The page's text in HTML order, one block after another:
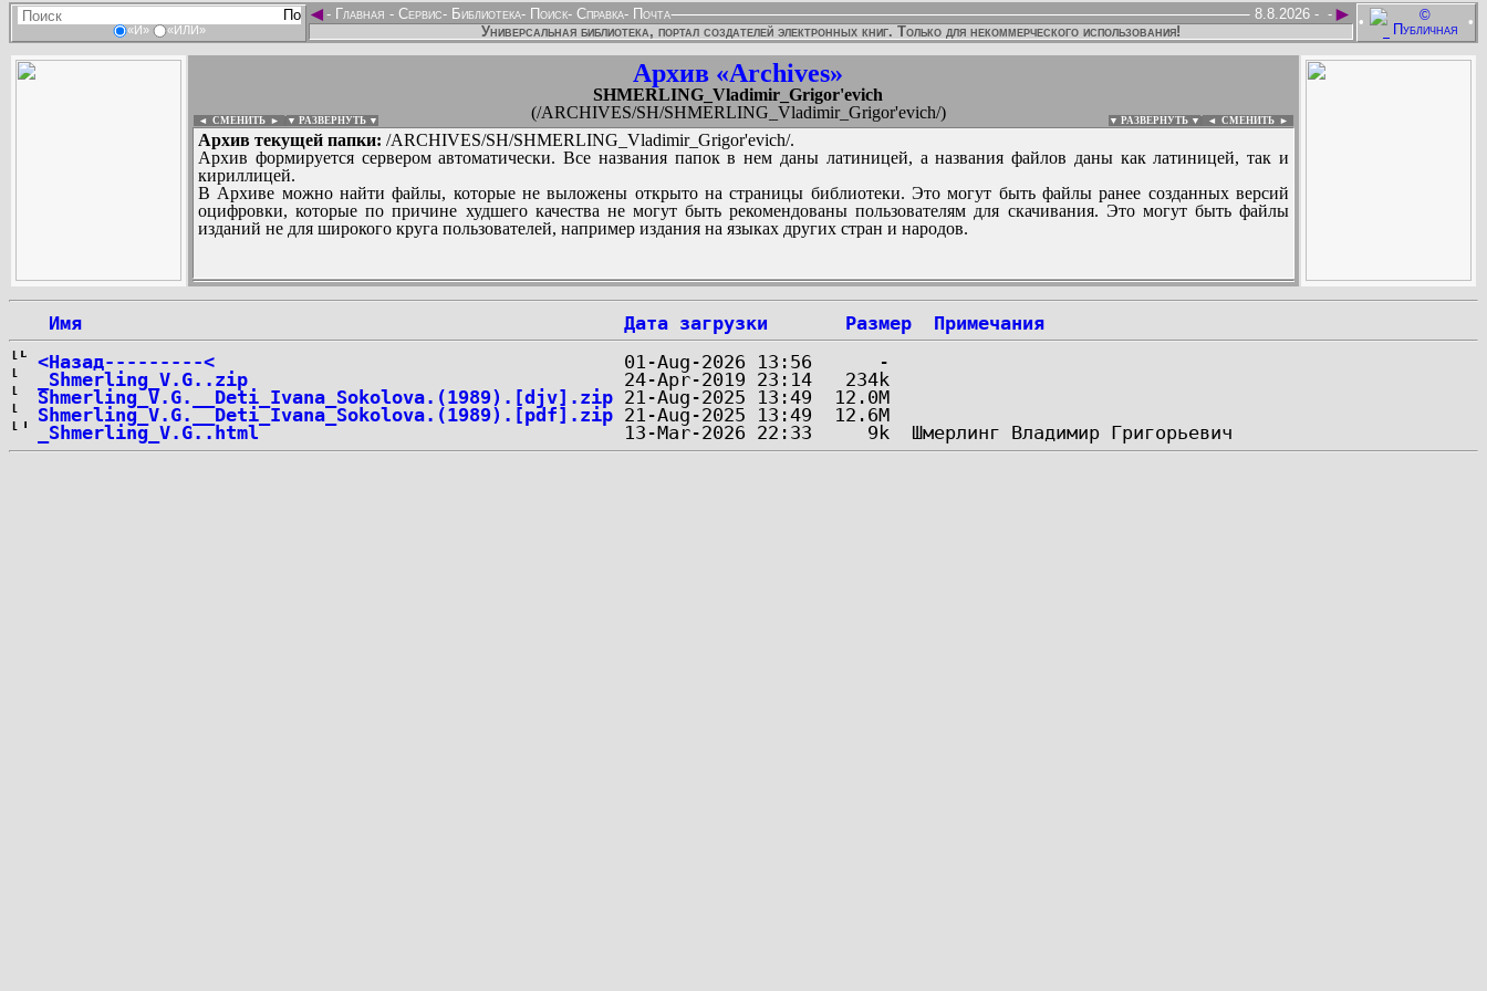
«И» «ИЛИ»
• •
◄ ►
- Главная - Сервис- Библиотека- Поиск- Справка- Почта -
8.8.2026 -
Универсальная библиотека, портал создателей электронных книг. Только для некоммерческого использования!
Архив «Archives»
SHMERLING_Vladimir_Grigor'evich
(/ARCHIVES/SH/SHMERLING_Vladimir_Grigor'evich/)
◄ СМЕНИТЬ ► ▼ РАЗВЕРНУТЬ ▼ ▼ РАЗВЕРНУТЬ ▼ ◄ СМЕНИТЬ ►
Архив текущей папки: /ARCHIVES/SH/SHMERLING_Vladimir_Grigor'evich/.
Архив формируется сервером автоматически. Все названия папок в нем даны латиницей, а названия файлов даны как латиницей, так и
кириллицей.
В Архиве можно найти файлы, которые не выложены открыто на страницы библиотеки. Это могут быть файлы ранее созданных версий
оцифровки, которые по причине худшего качества не могут быть рекомендованы пользователям для скачивания. Это могут быть файлы
изданий не для широкого круга пользователей, например издания на языках других стран и народов.
:
...
Имя Дата загрузки Размер
Примечания
<Назад---------<
_Shmerling_V.G..zip
Shmerling_V.G.__Deti_Ivana_Sokolova.(1989).[djv].zip
Shmerling_V.G.__Deti_Ivana_Sokolova.(1989).[pdf].zip
_Shmerling_V.G..html